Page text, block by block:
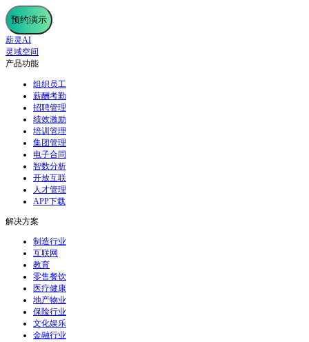
预约演示
薪灵AI
灵域空间
产品功能
组织员工
薪酬考勤
招聘管理
绩效激励
培训管理
集团管理
电子合同
智数分析
开放互联
人才管理
APP下载
解决方案
制造行业
互联网
教育
零售餐饮
医疗健康
地产物业
保险行业
文化娱乐
金融行业